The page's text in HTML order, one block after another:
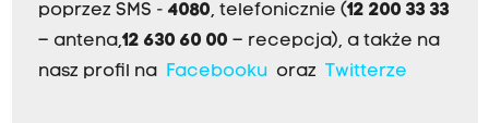
poprzez SMS - 4080, telefonicznie (12 200 33 33
– antena,12 630 60 00 – recepcja), a także na
nasz profil na
Facebookuoraz Twitterze